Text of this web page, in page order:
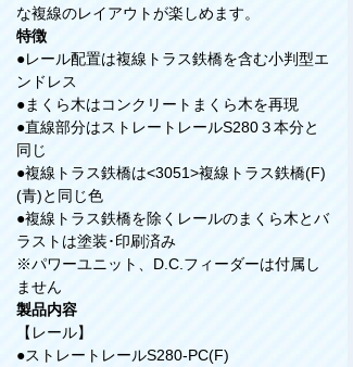
な複線のレイアウトが楽しめます。
特徴
●レール配置は複線トラス鉄橋を含む小判型エ
ンドレス
●まくら木はコンクリートまくら木を再現
●直線部分はストレートレールS280３本分と
同じ
●複線トラス鉄橋は<3051>複線トラス鉄橋(F)
(青)と同じ色
●複線トラス鉄橋を除くレールのまくら木とバ
ラストは塗装･印刷済み
※パワーユニット、D.C.フィーダーは付属し
ません
製品内容
【レール】
●ストレートレールS280-PC(F)